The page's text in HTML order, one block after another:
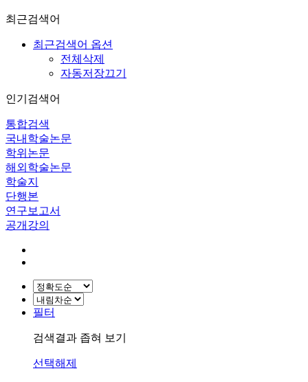
최근검색어
최근검색어 옵션
전체삭제
자동저장끄기
인기검색어
통합검색
국내학술논문
학위논문
해외학술논문
학술지
단행본
연구보고서
공개강의
필터
검색결과 좁혀 보기
선택해제